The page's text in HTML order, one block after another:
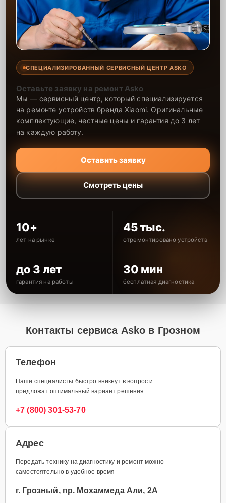
СПЕЦИАЛИЗИРОВАННЫЙ СЕРВИСНЫЙ ЦЕНТР ASKO
Оставьте заявку на ремонт Asko
Мы — сервисный центр, который специализируется
на ремонте устройств бренда Xiaomi. Оригинальные
комплектующие, честные цены и гарантия до 3 лет
на каждую работу.
Оставить заявку
Смотреть цены
10+
лет на рынке
45 тыс.
отремонтировано устройств
до 3 лет
гарантия на работы
30 мин
бесплатная диагностика
Контакты сервиса Asko в Грозном
Телефон
Наши специалисты быстро вникнут в вопрос и
предложат оптимальный вариант решения
+7 (800) 301-53-70
Адрес
Передать технику на диагностику и ремонт можно
самостоятельно в удобное время
г. Грозный, пр. Мохаммеда Али, 2А